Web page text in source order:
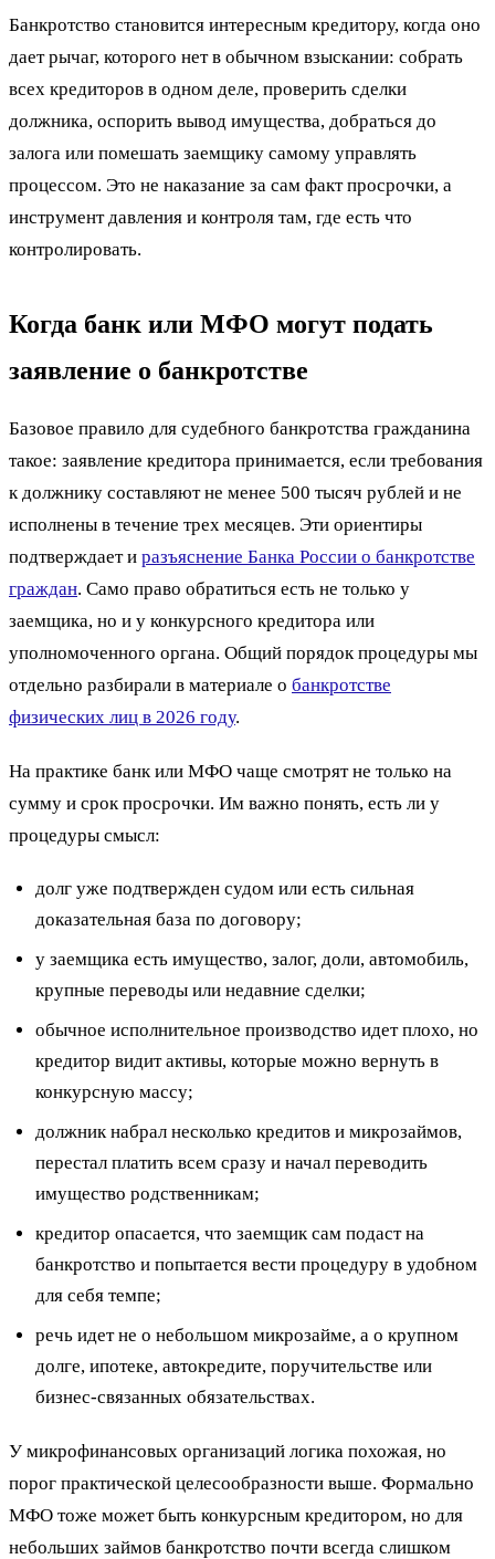
Банкротство становится интересным кредитору, когда оно
дает рычаг, которого нет в обычном взыскании: собрать
всех кредиторов в одном деле, проверить сделки
должника, оспорить вывод имущества, добраться до
залога или помешать заемщику самому управлять
процессом. Это не наказание за сам факт просрочки, а
инструмент давления и контроля там, где есть что
контролировать.
Когда банк или МФО могут подать
заявление о банкротстве
Базовое правило для судебного банкротства гражданина
такое: заявление кредитора принимается, если требования
к должнику составляют не менее 500 тысяч рублей и не
исполнены в течение трех месяцев. Эти ориентиры
подтверждает и разъяснение Банка России о банкротстве
граждан. Само право обратиться есть не только у
заемщика, но и у конкурсного кредитора или
уполномоченного органа. Общий порядок процедуры мы
отдельно разбирали в материале о банкротстве
физических лиц в 2026 году.
На практике банк или МФО чаще смотрят не только на
сумму и срок просрочки. Им важно понять, есть ли у
процедуры смысл:
долг уже подтвержден судом или есть сильная
доказательная база по договору;
у заемщика есть имущество, залог, доли, автомобиль,
крупные переводы или недавние сделки;
обычное исполнительное производство идет плохо, но
кредитор видит активы, которые можно вернуть в
конкурсную массу;
должник набрал несколько кредитов и микрозаймов,
перестал платить всем сразу и начал переводить
имущество родственникам;
кредитор опасается, что заемщик сам подаст на
банкротство и попытается вести процедуру в удобном
для себя темпе;
речь идет не о небольшом микрозайме, а о крупном
долге, ипотеке, автокредите, поручительстве или
бизнес-связанных обязательствах.
У микрофинансовых организаций логика похожая, но
порог практической целесообразности выше. Формально
МФО тоже может быть конкурсным кредитором, но для
небольших займов банкротство почти всегда слишком